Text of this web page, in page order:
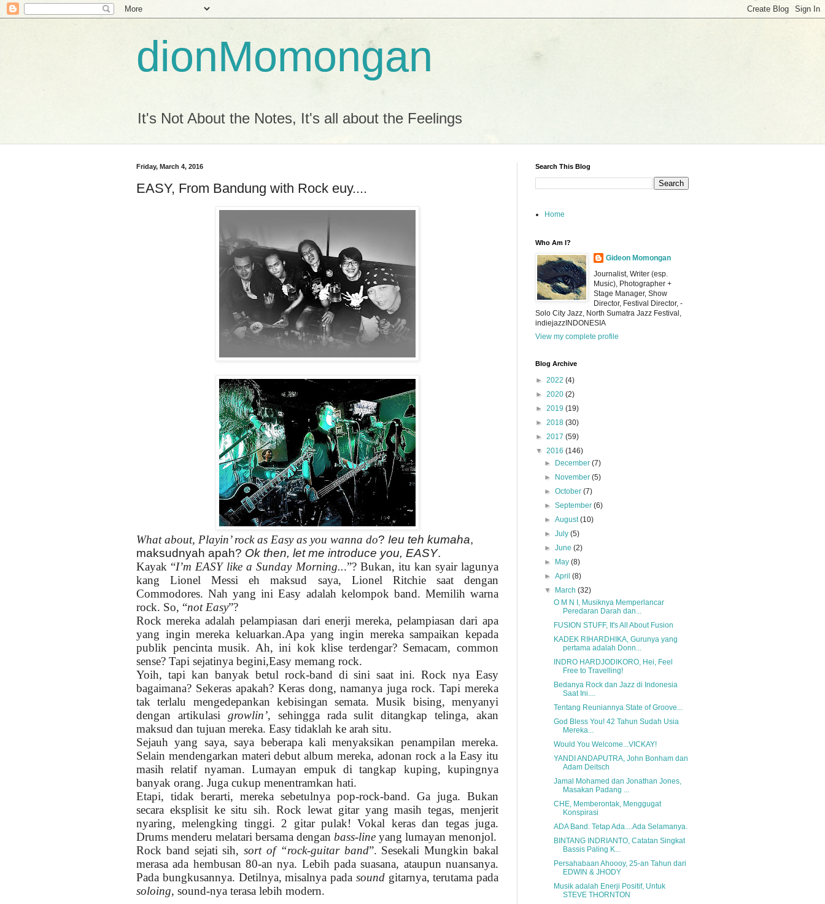
dionMomongan
It's Not About the Notes, It's all about the Feelings
Friday, March 4, 2016
EASY, From Bandung with Rock euy....
What about, Playin’ rock as Easy as you wanna do? Ieu teh kumaha,
maksudnyah apah? Ok then, let me introduce you, EASY.
Kayak “I’m EASY like a Sunday Morning...”? Bukan, itu kan syair lagunya
kang Lionel Messi eh maksud saya, Lionel Ritchie saat dengan
Commodores. Nah yang ini Easy adalah kelompok band. Memilih warna
rock. So, “not Easy”?
Rock mereka adalah pelampiasan dari enerji mereka, pelampiasan dari apa
yang ingin mereka keluarkan.Apa yang ingin mereka sampaikan kepada
publik pencinta musik. Ah, ini kok klise terdengar? Semacam, common
sense? Tapi sejatinya begini,Easy memang rock.
Yoih, tapi kan banyak betul rock-band di sini saat ini. Rock nya Easy
bagaimana? Sekeras apakah? Keras dong, namanya juga rock. Tapi mereka
tak terlalu mengedepankan kebisingan semata. Musik bising, menyanyi
dengan artikulasi growlin’, sehingga rada sulit ditangkap telinga, akan
maksud dan tujuan mereka. Easy tidaklah ke arah situ.
Sejauh yang saya, saya beberapa kali menyaksikan penampilan mereka.
Selain mendengarkan materi debut album mereka, adonan rock a la Easy itu
masih relatif nyaman. Lumayan empuk di tangkap kuping, kupingnya
banyak orang. Juga cukup menentramkan hati.
Etapi, tidak berarti, mereka sebetulnya pop-rock-band. Ga juga. Bukan
secara eksplisit ke situ sih. Rock lewat gitar yang masih tegas, menjerit
nyaring, melengking tinggi. 2 gitar pulak! Vokal keras dan tegas juga.
Drums menderu melatari bersama dengan bass-line yang lumayan menonjol.
Rock band sejati sih,sort of “rock-guitar band”. Sesekali Mungkin bakal
merasa ada hembusan 80-an nya. Lebih pada suasana, ataupun nuansanya.
Pada bungkusannya. Detilnya, misalnya pada soundgitarnya, terutama pada
soloing, sound-nya terasa lebih modern.
Search This Blog
Home
Who Am I?
Gideon Momongan
Journalist, Writer (esp.
Music), Photographer +
Stage Manager, Show
Director, Festival Director, -
Solo City Jazz, North Sumatra Jazz Festival,
indiejazzINDONESIA
View my complete profile
Blog Archive
► 2022 (4)
► 2020 (2)
► 2019 (19)
► 2018 (30)
► 2017 (59)
▼ 2016 (146)
►
December(7)
►
November(5)
►October(7)
►September(6)
►August(10)
►July(5)
►June(2)
►
May(8)
►April(8)
▼
March(32)
O M N I, Musiknya Memperlancar
Peredaran Darah dan...
FUSION STUFF, It's All About Fusion
KADEK RIHARDHIKA, Gurunya yang
pertama adalah Donn...
INDRO HARDJODIKORO, Hei, Feel
Free to Travelling!
Bedanya Rock dan Jazz di Indonesia
Saat Ini....
Tentang Reuniannya State of Groove...
God Bless You! 42 Tahun Sudah Usia
Mereka...
Would You Welcome...VICKAY!
YANDI ANDAPUTRA, John Bonham dan
Adam Deitsch
Jamal Mohamed dan Jonathan Jones,
Masakan Padang ...
CHE, Memberontak, Menggugat
Konspirasi
ADA Band. Tetap Ada....Ada Selamanya.
BINTANG INDRIANTO, Catatan Singkat
Bassis Paling K...
Persahabaan Ahoooy, 25-an Tahun dari
EDWIN & JHODY
Musik adalah Enerji Positif, Untuk
STEVE THORNTON